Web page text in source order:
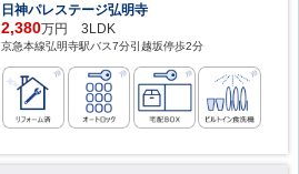
日神パレステージ弘明寺
2,380万円 3LDK
京急本線弘明寺駅バス7分引越坂停歩2分